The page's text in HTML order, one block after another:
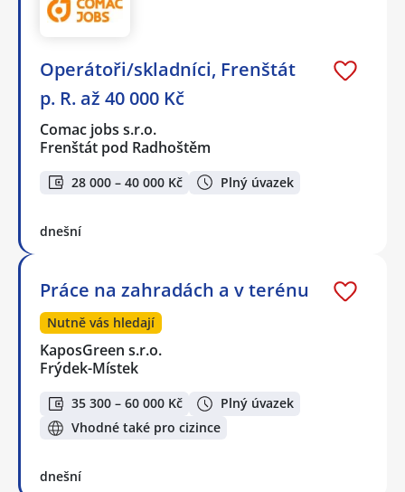
Operátoři/skladníci, Frenštát
p. R. až 40 000 Kč
Comac jobs s.r.o.
Frenštát pod Radhoštěm
28 000 – 40 000 Kč Plný úvazek
dnešní
Práce na zahradách a v terénu
Nutně vás hledají
KaposGreen s.r.o.
Frýdek-Místek
35 300 – 60 000 Kč
Plný úvazek
Vhodné také pro cizince
dnešní